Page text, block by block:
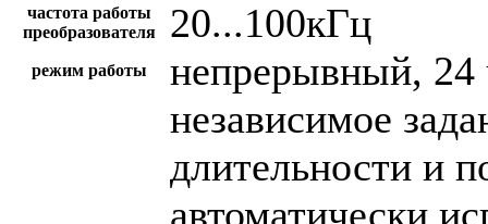
частота работы
преобразователя
20...100кГц
режим работы непрерывный, 24
независимое
длительности и
автоматически